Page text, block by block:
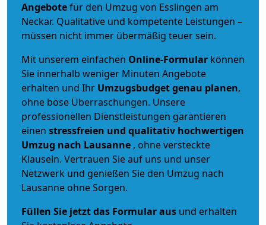
Angebotefür den Umzug von Esslingen am
Neckar. Qualitative und kompetente Leistungen –
müssen nicht immer übermäßig teuer sein.
Mit unserem einfachen Online-Formular können
Sie innerhalb weniger Minuten Angebote
erhalten und Ihr Umzugsbudgetgenau planen,
ohne böse Überraschungen. Unsere
professionellen Dienstleistungen garantieren
einen stressfreien und qualitativ hochwertigen
Umzug nach Lausanne , ohne versteckte
Klauseln. Vertrauen Sie auf uns und unser
Netzwerk und genießen Sie den Umzug nach
Lausanne ohne Sorgen.
Füllen Sie jetzt das Formular aus und erhalten